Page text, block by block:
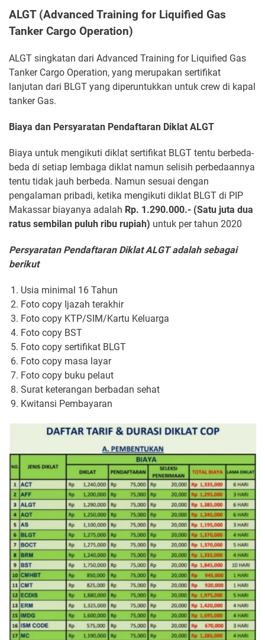
ALGT (Advanced Training for Liquified Gas
Tanker Cargo Operation)
ALGT singkatan dari Advanced Training for Liquified Gas
Tanker Cargo Operation, yang merupakan sertifikat
lanjutan dari BLGT yang diperuntukkan untuk crew di kapal
tanker Gas.
Biaya dan Persyaratan Pendaftaran Diklat ALGT
Biaya untuk mengikuti diklat sertifikat BLGT tentu berbeda-
beda di setiap lembaga diklat namun selisih perbedaannya
tentu tidak jauh berbeda. Namun sesuai dengan
pengalaman pribadi, ketika mengikuti diklat BLGT di PIP
Makassar biayanya adalah Rp. 1.290.000.- (Satu juta dua
ratus sembilan puluh ribu rupiah) untuk per tahun 2020
Persyaratan Pendaftaran Diklat ALGT adalah sebagai
berikut
Usia minimal 16 Tahun
Foto copy Ijazah terakhir
Foto copy KTP/SIM/Kartu Keluarga
Foto copy BST
Foto copy sertifikat BLGT
Foto copy masa layar
Foto copy buku pelaut
Surat keterangan berbadan sehat
Kwitansi Pembayaran